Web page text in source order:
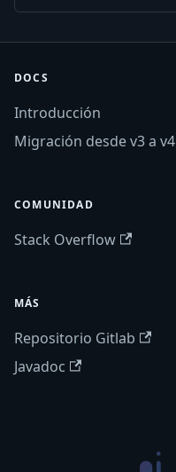
DOCS
Introducción
Migración desde v3 a v4
COMUNIDAD
Stack Overflow
MÁS
Repositorio Gitlab
Javadoc